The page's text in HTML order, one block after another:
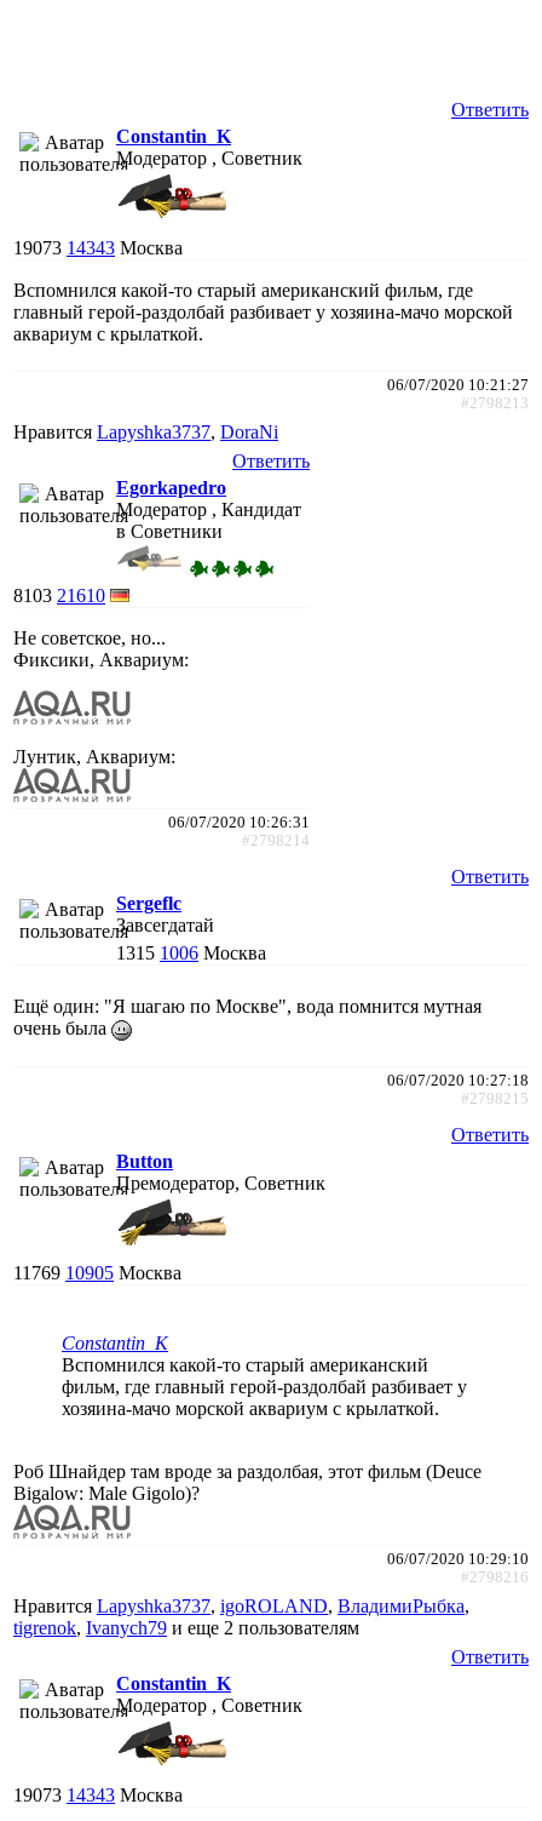
Ответить
Constantin_K
Модератор , Советник
19073 14343 Москва
Вспомнился какой-то старый американский фильм, где
главный герой-раздолбай разбивает у хозяина-мачо морской
аквариум с крылаткой.
06/07/2020 10:21:27
#2798213
Нравится Lapyshka3737, DoraNi
Ответить
Egorkapedro
Модератор , Кандидат
в Советники
8103 21610
Не советское, но...
Фиксики, Аквариум:
Лунтик, Аквариум:
06/07/2020 10:26:31
#2798214
Ответить
Sergeflc
Завсегдатай
1315 1006 Москва
Ещё один: "Я шагаю по Москве", вода помнится мутная
очень была
06/07/2020 10:27:18
#2798215
Ответить
Button
Премодератор, Советник
11769 10905 Москва
Constantin_K
Вспомнился какой-то старый американский
фильм, где главный герой-раздолбай разбивает у
хозяина-мачо морской аквариум с крылаткой.
Роб Шнайдер там вроде за раздолбая, этот фильм (Deuce
Bigalow: Male Gigolo)?
06/07/2020 10:29:10
#2798216
Нравится Lapyshka3737, igoROLAND, ВладимиРыбка,
tigrenok, Ivanych79 и еще 2 пользователям
Ответить
Constantin_K
Модератор , Советник
19073 14343 Москва